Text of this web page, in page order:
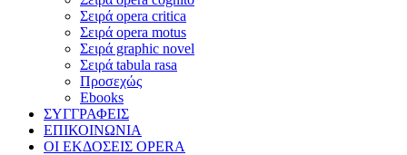
Σειρά opera critica
Σειρά opera motus
Σειρά graphic novel
Σειρά tabula rasa
Προσεχώς
Ebooks
ΣΥΓΓΡΑΦΕΙΣ
ΕΠΙΚΟΙΝΩΝΙΑ
ΟΙ ΕΚΔΟΣΕΙΣ OPERA